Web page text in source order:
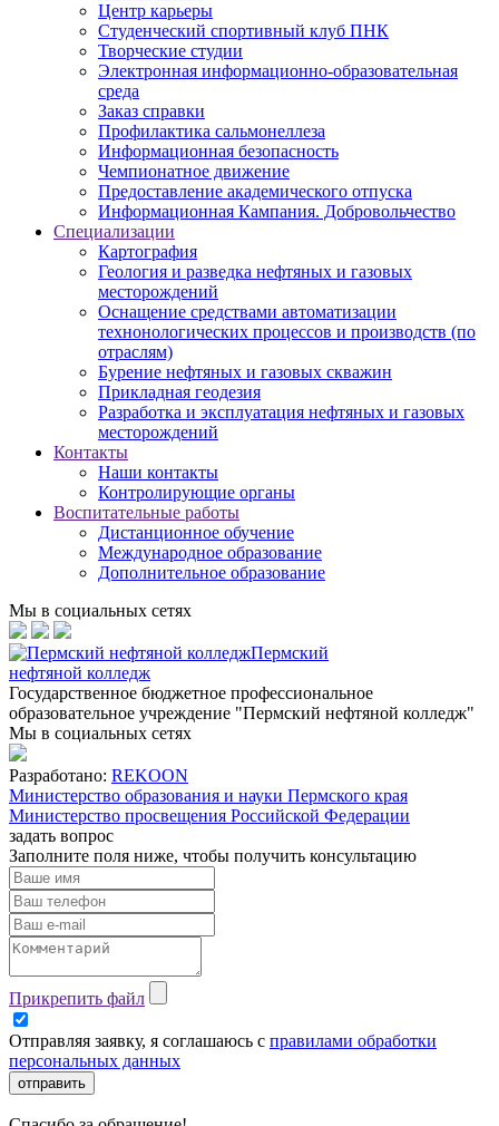
Центр карьеры
Студенческий спортивный клуб ПНК
Творческие студии
Электронная информационно-образовательная
среда
Заказ справки
Профилактика сальмонеллеза
Информационная безопасность
Чемпионатное движение
Предоставление академического отпуска
Информационная Кампания. Добровольчество
Специализации
Картография
Геология и разведка нефтяных и газовых
месторождений
Оснащение средствами автоматизации
технонологических процессов и производств (по
отраслям)
Бурение нефтяных и газовых скважин
Прикладная геодезия
Разработка и эксплуатация нефтяных и газовых
месторождений
Контакты
Наши контакты
Контролирующие органы
Воспитательные работы
Дистанционное обучение
Международное образование
Дополнительное образование
Мы в социальных сетях
Пермский
нефтяной колледж
Государственное бюджетное профессиональное
образовательное учреждение "Пермский нефтяной колледж"
Мы в социальных сетях
Разработано: REKOON
Министерство образования и науки Пермского края
Министерство просвещения Российской Федерации
задать вопрос
Заполните поля ниже, чтобы получить консультацию
Прикрепить файл
Отправляя заявку, я соглашаюсь с правилами обработки
персональных данных
отправить